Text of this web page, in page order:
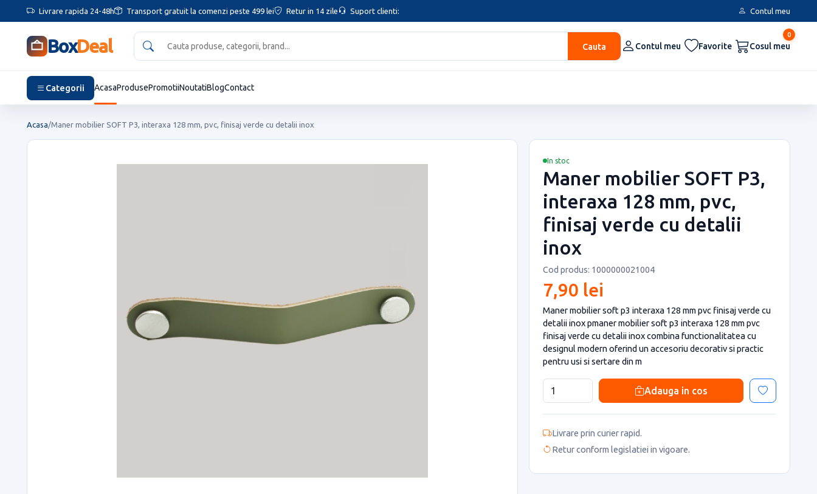
Livrare rapida 24-48h Transport gratuit la comenzi peste 499 lei Retur in 14 zile Suport clienti: Contul meu
BoxDeal Cauta Contul meu Favorite
0
Cosul meu
Categorii AcasaProdusePromotiiNoutatiBlogContact
Acasa/Maner mobilier SOFT P3, interaxa 128 mm, pvc, finisaj verde cu detalii inox
In stoc
Maner mobilier SOFT P3,
interaxa 128 mm, pvc,
finisaj verde cu detalii
inox
Cod produs: 1000000021004
7,90 lei
Maner mobilier soft p3 interaxa 128 mm pvc finisaj verde cu
detalii inox pmaner mobilier soft p3 interaxa 128 mm pvc
finisaj verde cu detalii inox combina functionalitatea cu
designul modern oferind un accesoriu decorativ si practic
pentru usi si sertare din m
Adauga in cos
Livrare prin curier rapid.
Retur conform legislatiei in vigoare.